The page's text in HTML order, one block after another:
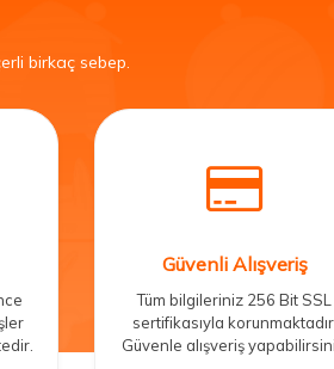
birkaç sebep.
Güvenli Alışveriş
Tüm bilgileriniz 256 Bit SSL
sertifikasıyla
Güvenle alışveriş